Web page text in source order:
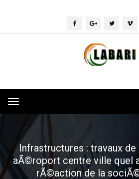
Toggle
navigation
Infrastructures : travaux
aÃ©roport centre ville quel
rÃ©action de la